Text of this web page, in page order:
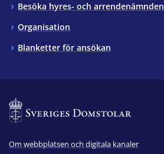
Besöka hyres- och arrendenämnden
Organisation
Blanketter för ansökan
Om webbplatsen och digitala kanaler